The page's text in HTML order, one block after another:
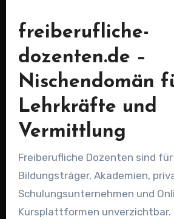
freiberufliche-
dozenten.de –
Nischendomän
Lehrkräfte und
Vermittlung
Freiberufliche Dozenten sind
Bildungsträger, Akademien,
Schulungsunternehmen und
Kursplattformen unverzichtbar.